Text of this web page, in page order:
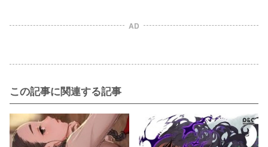
AD
この記事に関連する記事